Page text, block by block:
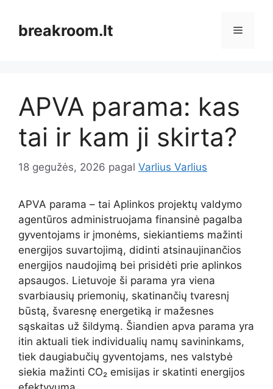
turiniobreakroom.lt Meniu
APVA parama: kas
tai ir kam ji skirta?
18 gegužės, 2026 pagal Varlius Varlius
APVA parama – tai Aplinkos projektų valdymo
agentūros administruojama finansinė pagalba
gyventojams ir įmonėms, siekiantiems mažinti
energijos suvartojimą, didinti atsinaujinančios
energijos naudojimą bei prisidėti prie aplinkos
apsaugos. Lietuvoje ši parama yra viena
svarbiausių priemonių, skatinančių tvaresnį
būstą, švaresnę energetiką ir mažesnes
sąskaitas už šildymą. Šiandien apva parama yra
itin aktuali tiek individualių namų savininkams,
tiek daugiabučių gyventojams, nes valstybė
siekia mažinti CO₂ emisijas ir skatinti energijos